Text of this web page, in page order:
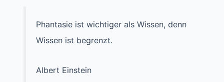
Phantasie ist wichtiger als Wissen, denn
Wissen ist begrenzt.
Albert Einstein